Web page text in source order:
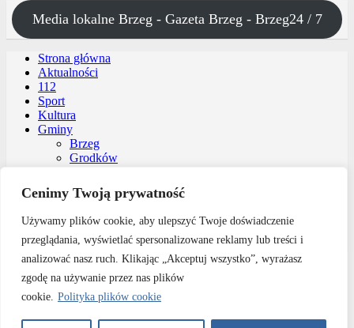
Cenimy Twoją prywatność
Używamy plików cookie, aby ulepszyć Twoje doświadczenie
przeglądania, wyświetlać spersonalizowane reklamy lub treści i
analizować nasz ruch. Klikając „Akceptuj wszystko”, wyrażasz
zgodę na używanie przez nas plików
cookie. Polityka plików cookie
Media lokalne Brzeg - Gazeta Brzeg - Brzeg24 / 7
Strona główna
Aktualności
112
Sport
Kultura
Gminy
Brzeg
Grodków
Lubsza
Olszanka
Skarbimierz
Oferta reklamy
Kontakt
Copyright © 2026Przegląd Brzeski – wiadomości Brzeg
Proudly Powered by:WordPress